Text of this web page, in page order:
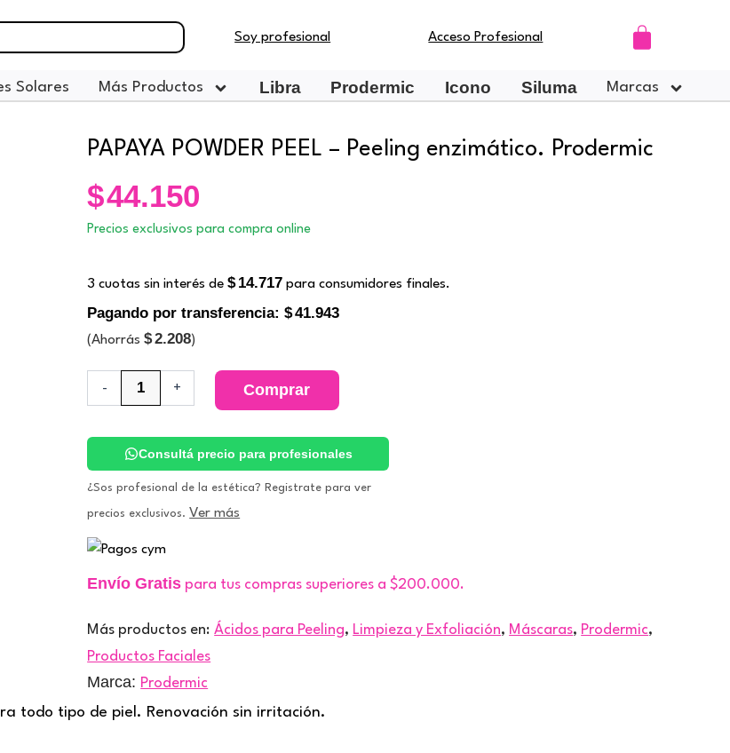
Soy profesional Acceso Profesional Carrito
Solares Más Productos Libra Prodermic Icono Siluma Marcas
PAPAYA POWDER PEEL – Peeling enzimático. Prodermic
$44.150
Precios exclusivos para compra online
3 cuotas sin interés de$ 14.717 para consumidores finales.
Pagando por transferencia:$41.943
(Ahorrás$2.208)
-
POWDER
Peeling
enzimático.
Prodermic
+ Comprar
Consultá precio para profesionales
¿Sos profesional de la estética? Registrate para ver
precios exclusivos. Ver más
Envío Gratis para tus compras superiores a $200.000.
Más productos en: Ácidos para Peeling, Limpieza y Exfoliación, Máscaras, Prodermic,
Productos Faciales
Marca: Prodermic
todo tipo de piel. Renovación sin irritación.